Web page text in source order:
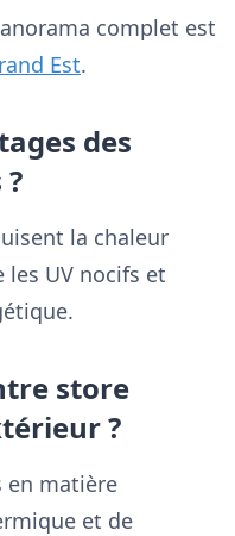
complet est
Est.
des
la chaleur
UV nocifs et
store
?
en matière
et de